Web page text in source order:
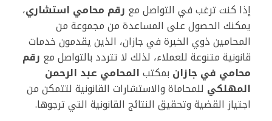
إذا كنت ترغب في التواصل مع رقم محامي استشاري،
يمكنك الحصول على المساعدة من مجموعة من
المحامين ذوي الخبرة في جازان، الذين يقدمون خدمات
قانونية متنوعة للعملاء، لذلك لا تتردد بالتواصل مع رقم
محامي في جازان بمكتبالمحامي عبد الرحمن
المهلكي للمحاماة والاستشارات القانونية لتتمكن من
اجتياز القضية وتحقيق النتائج القانونية التي ترجوها.